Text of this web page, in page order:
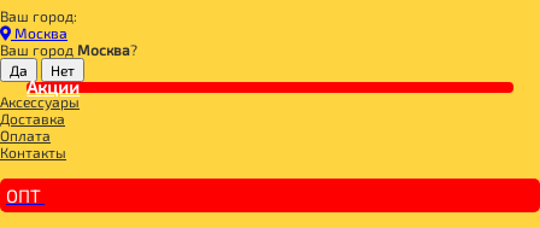
Ваш город:
Москва
Ваш город Москва?
Акции
Аксессуары
Доставка
Оплата
Контакты
ОПТ
Главная
ДЛЯ ЗДОРОВОГО ПИТАНИЯ
ДЛЯ ЗДОРОВОГО ПИТАНИЯ
**___FitParad
14DI&DI
FITNESS COOKIE Печенье
DR.KORNER